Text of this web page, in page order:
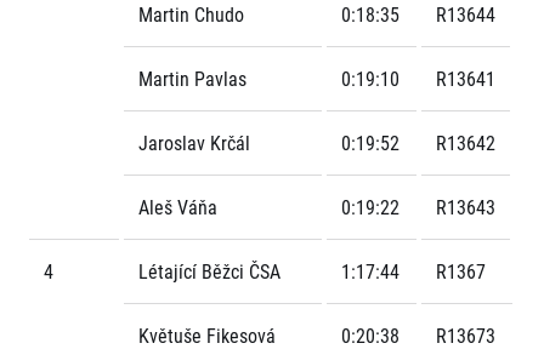
Všeobecné smluvní podmínky
Informace o cookies
Martin Chudo 0:18:35 R13644
Martin Pavlas 0:19:10 R13641
Jaroslav Krčál 0:19:52 R13642
Aleš Váňa 0:19:22 R13643
4 Létající Běžci ČSA 1:17:44 R1367
Květuše Fikesová 0:20:38 R13673